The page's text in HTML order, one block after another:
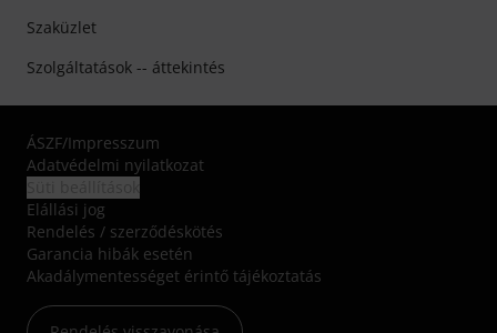
Szaküzlet
Szolgáltatások -- áttekintés
ÁSZF/Impresszum
Adatvédelmi nyilatkozat
Elállási jog
Rendelés / szerződéskötés
Garancia hibák esetén
Akadálymentességet érintő tájékoztatás